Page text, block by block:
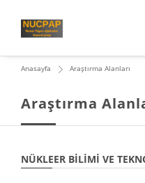
Araştırma
Anasayfa Araştırma Alanları
NÜKLEER BILIMI VE